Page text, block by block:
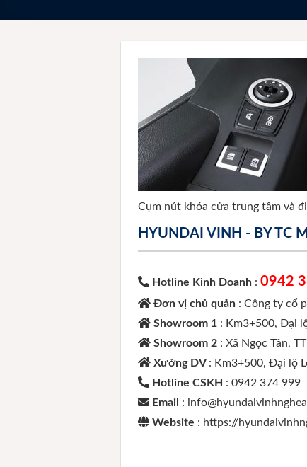
Cụm nút khóa cửa trung tâm và
HYUNDAI VINH - BY TC
Hotline Kinh Doanh :0942
Đơn vị chủ quản : Công ty cổ
Showroom 1 : Km3+500, Đại
Showroom 2 : Xã Ngọc Tân,
Xưởng DV : Km3+500, Đại lộ
Hotline CSKH : 0942 374 999
Email :
Website : https://